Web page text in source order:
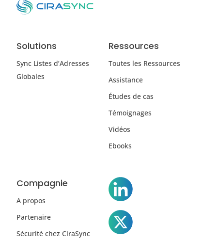
Solutions
Sync Listes d’Adresses
Globales
Ressources
Toutes les Ressources
Assistance
Études de cas
Témoignages
Vidéos
Ebooks
Compagnie
A propos
Partenaire
Sécurité chez CiraSync